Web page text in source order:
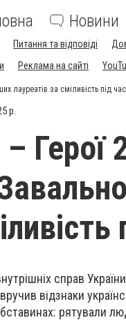
Новини
Питання та відповіді
Реклама на сайті
лауреатів за сміливість під час
р.
–
справ
відзнаки
рятували